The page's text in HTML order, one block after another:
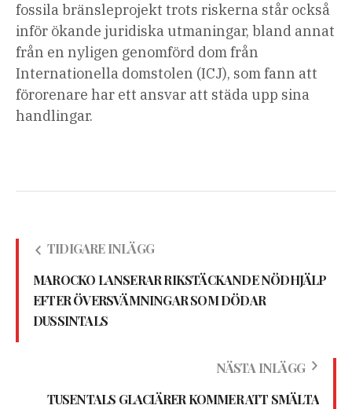
fossila bränsleprojekt trots riskerna står också
inför ökande juridiska utmaningar, bland annat
från en nyligen genomförd dom från
Internationella domstolen (ICJ), som fann att
förorenare har ett ansvar att städa upp sina
handlingar.
TIDIGARE INLÄGG
MAROCKO LANSERAR RIKSTÄCKANDE NÖDHJÄLP
EFTER ÖVERSVÄMNINGAR SOM DÖDAR
DUSSINTALS
NÄSTA INLÄGG
TUSENTALS GLACIÄRER KOMMER ATT SMÄLTA